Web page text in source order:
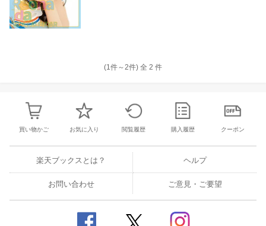
(1件～ 2件) 全 2 件
買い物かご お気に入り 閲覧履歴 購入履歴 クーポン
楽天ブックスとは？ ヘルプ
お問い合わせ ご意見・ご要望